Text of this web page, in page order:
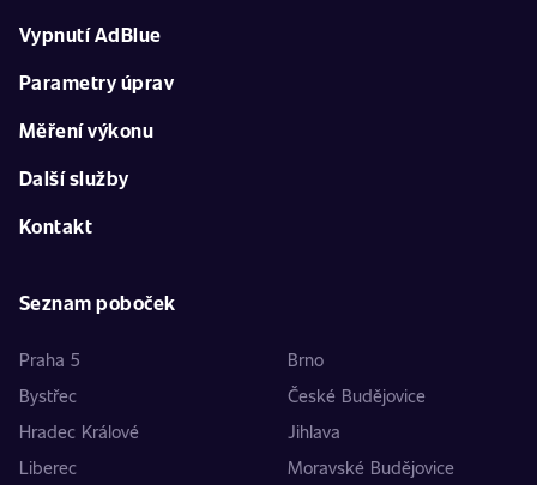
Vypnutí AdBlue
Parametry úprav
Měření výkonu
Další služby
Kontakt
Seznam poboček
Praha 5
Brno
Bystřec
České Budějovice
Hradec Králové
Jihlava
Liberec
Moravské Budějovice